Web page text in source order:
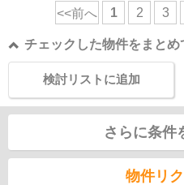
<<前へ 1 2 3
チェックした物件をまとめ
検討リストに追加
さらに条件
物件リ